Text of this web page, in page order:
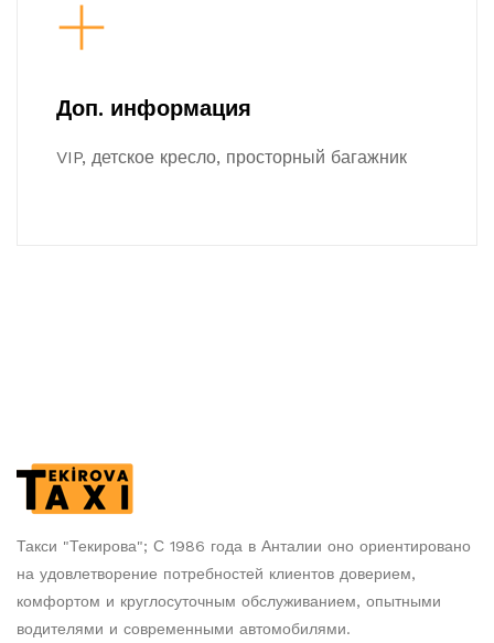
Доп. информация
VIP, детское кресло, просторный багажник
Такси "Текирова"; С 1986 года в Анталии оно ориентировано
на удовлетворение потребностей клиентов доверием,
комфортом и круглосуточным обслуживанием, опытными
водителями и современными автомобилями.